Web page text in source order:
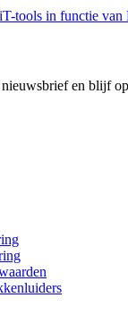
tools in functie van
en blijf